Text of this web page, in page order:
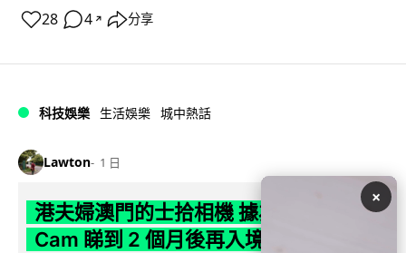
28 4 ↗ 分享
科技娛樂 生活娛樂 城中熱話
Lawton 1 日
港夫婦澳門的士拾相機 據為己有被的士
Cam 睇到 2 個月後再入境被捕
×